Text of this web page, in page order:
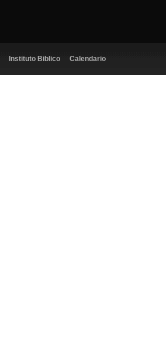
Instituto Biblico Calendario